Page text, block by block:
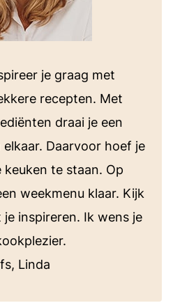
je graag met
recepten. Met
draai je een
Daarvoor hoef je
keuken te staan. Op
weekmenu klaar. Kijk
inspireren. Ik wens je
Linda